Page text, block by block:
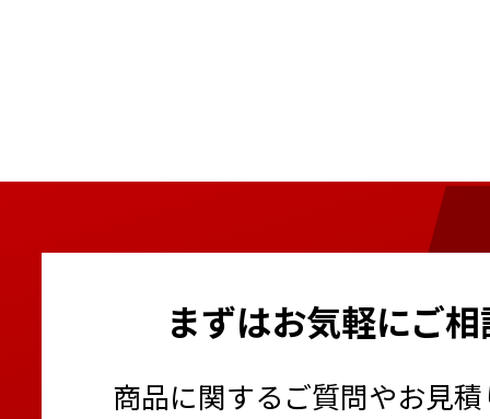
まずはお気軽にご
商品に関するご質問やお見